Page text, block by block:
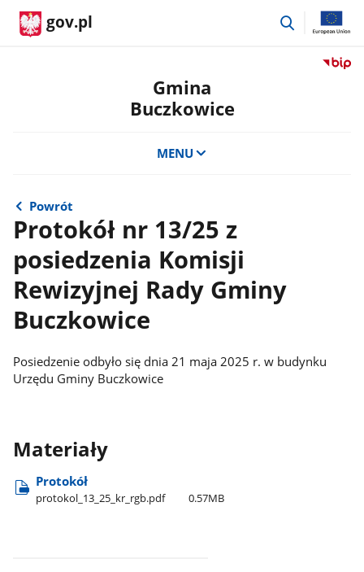
gov.pl
przejdź
Przejdź
Gmina
Buczkowice
MENU
Powrót
Protokół nr 13/25 z
posiedzenia Komisji
Rewizyjnej Rady Gminy
Buczkowice
Posiedzenie odbyło się dnia 21 maja 2025 r. w budynku
Urzędu Gminy Buczkowice
Materiały
Protokół
protokol​_13​_25​_kr​_rgb.pdf 0.57MB